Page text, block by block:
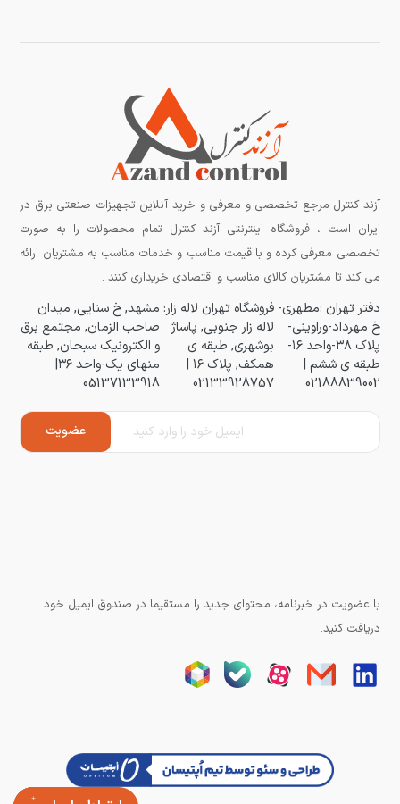
آزند کنترل مرجع تخصصی و معرفی و خرید آنلاین تجهیزات صنعتی برق در
ایران است ، فروشگاه اینترنتی آزند کنترل تمام محصولات را به صورت
تخصصی معرفی کرده و با قیمت مناسب و خدمات مناسب به مشتریان ارائه
می کند تا مشتریان کالای مناسب و اقتصادی خریداری کنند .
دفتر تهران :مطهری-
خ مهرداد-وراوینی-
پلاک ۳۸-واحد ۱۶-
طبقه ی ششم |
02188839002
فروشگاه تهران لاله زار:
لاله زار جنوبی, پاساژ
بوشهری, طبقه ی
همکف, پلاک ۱۶ |
02133928757
مشهد, خ سنایی, میدان
صاحب الزمان, مجتمع برق
و الکترونیک سبحان, طبقه
منهای یک-واحد ۳۶|
05137133918
با عضویت در خبرنامه، محتوای جدید را مستقیما در صندوق ایمیل خود
دریافت کنید.